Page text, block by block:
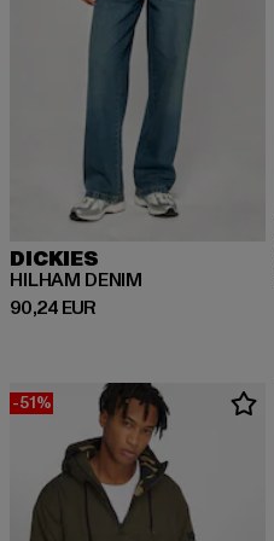
DICKIES
HILHAM DENIM
90,24 EUR
Derzeitiger Preis: 90,24 EUR
-51%